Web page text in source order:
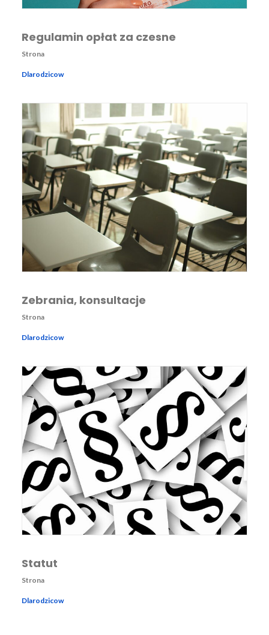
Regulamin opłat za czesne
Strona
Dlarodzicow
Zebrania, konsultacje
Strona
Dlarodzicow
Statut
Strona
Dlarodzicow